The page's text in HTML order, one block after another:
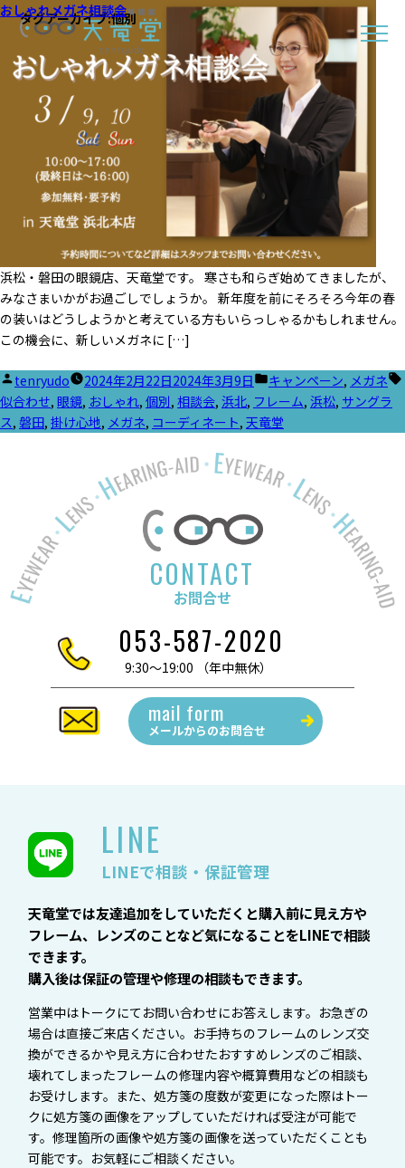
タグアーカイブ:個別
おしゃれメガネ相談会
浜松・磐田の眼鏡店、天竜堂です。 寒さも和らぎ始めてきましたが、
みなさまいかがお過ごしでしょうか。 新年度を前にそろそろ今年の春
の装いはどうしようかと考えている方もいらっしゃるかもしれません。
この機会に、新しいメガネに […]
投
稿
者:
tenryudo 2024年2月22日2024年3月9日
カ
テ
ゴ
キャンペーン, メガネ
似合わせ, 眼鏡, おしゃれ, 個別, 相談会, 浜北, フレーム, 浜松, サングラ
ス, 磐田, 掛け心地, メガネ, コーディネート, 天竜堂
CONTACT
お問合せ
053-587-2020
9:30～19:00 （年中無休）
mail form
メールからのお問合せ
LINE
LINEで相談・保証管理
天竜堂では友達追加をしていただくと購入前に見え方や
フレーム、レンズのことなど気になることをLINEで相談
できます。
購入後は保証の管理や修理の相談もできます。
営業中はトークにてお問い合わせにお答えします。お急ぎの
場合は直接ご来店ください。お手持ちのフレームのレンズ交
換ができるかや見え方に合わせたおすすめレンズのご相談、
壊れてしまったフレームの修理内容や概算費用などの相談も
お受けします。また、処方箋の度数が変更になった際はトー
クに処方箋の画像をアップしていただければ受注が可能で
す。修理箇所の画像や処方箋の画像を送っていただくことも
可能です。お気軽にご相談ください。